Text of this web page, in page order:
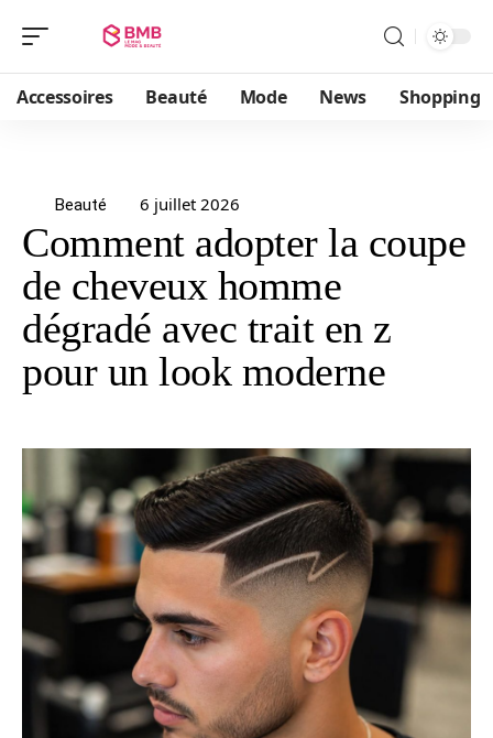
Accessoires Beauté Mode News Shopping
Beauté 6 juillet 2026
Comment adopter la coupe
de cheveux homme
dégradé avec trait en z
pour un look moderne